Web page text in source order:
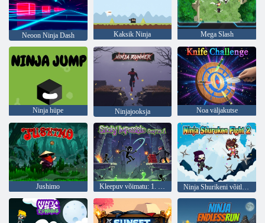
Neoon Ninja Dash Kaksik Ninja Mega Slash
Ninja hüpe Ninjajooksja Noa väljakutse
Jushimo Kleepuv võimatu: 1. peatükk Ninja Shurikeni võitlus 2